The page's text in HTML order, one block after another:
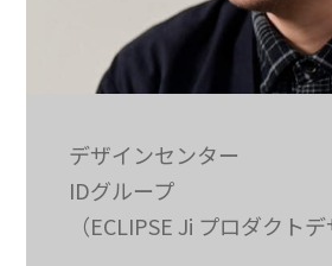
デザインセンター
IDグループ
（ECLIPSE Ji プロダクトデ